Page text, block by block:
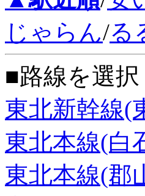
じゃらん/る
■路線を選択
東北新幹線(
東北本線(白
東北本線(郡